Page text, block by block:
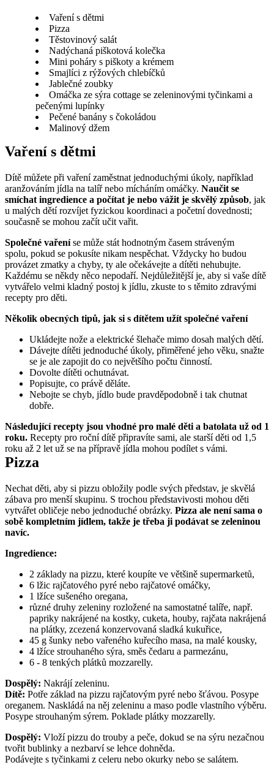
Vaření s dětmi
Pizza
Těstovinový salát
Nadýchaná piškotová kolečka
Mini poháry s piškoty a krémem
Smajlíci z rýžových chlebíčků
Jablečné zoubky
Omáčka ze sýra cottage se zeleninovými tyčinkami a
pečenými lupínky
Pečené banány s čokoládou
Malinový džem
Vaření s dětmi
Dítě můžete při vaření zaměstnat jednoduchými úkoly, například
aranžováním jídla na talíř nebo mícháním omáčky. Naučit se
smíchat ingredience a počítat je nebo vážit je skvělý způsob, jak
u malých dětí rozvíjet fyzickou koordinaci a početní dovednosti;
současně se mohou začít učit vařit.
Společné vaření se může stát hodnotným časem stráveným
spolu, pokud se pokusíte nikam nespěchat. Vždycky ho budou
provázet zmatky a chyby, ty ale očekávejte a dítěti nehubujte.
Každému se někdy něco nepodaří. Nejdůležitější je, aby si vaše dítě
vytvářelo velmi kladný postoj k jídlu, zkuste to s těmito zdravými
recepty pro děti.
Několik obecných tipů, jak si s dítětem užít společné vaření
Ukládejte nože a elektrické šlehače mimo dosah malých dětí.
Dávejte dítěti jednoduché úkoly, přiměřené jeho věku, snažte
se je ale zapojit do co největšího počtu činností.
Dovolte dítěti ochutnávat.
Popisujte, co právě děláte.
Nebojte se chyb, jídlo bude pravděpodobně i tak chutnat
dobře.
Následující recepty jsou vhodné pro malé děti a batolata už od 1
roku. Recepty pro roční dítě připravíte sami, ale starší děti od 1,5
roku až 2 let už se na přípravě jídla mohou podílet s vámi.
Pizza
Nechat děti, aby si pizzu obložily podle svých představ, je skvělá
zábava pro menší skupinu. S trochou představivosti mohou děti
vytvářet obličeje nebo jednoduché obrázky. Pizza ale není sama o
sobě kompletním jídlem, takže je třeba ji podávat se zeleninou
navíc.
Ingredience:
2 základy na pizzu, které koupíte ve většině supermarketů,
6 lžic rajčatového pyré nebo rajčatové omáčky,
1 lžíce sušeného oregana,
různé druhy zeleniny rozložené na samostatné talíře, např.
papriky nakrájené na kostky, cuketa, houby, rajčata nakrájená
na plátky, zcezená konzervovaná sladká kukuřice,
45 g šunky nebo vařeného kuřecího masa, na malé kousky,
4 lžíce strouhaného sýra, směs čedaru a parmezánu,
6 - 8 tenkých plátků mozzarelly.
Dospělý: Nakrájí zeleninu.
Dítě: Potře základ na pizzu rajčatovým pyré nebo šťávou. Posype
oreganem. Naskládá na něj zeleninu a maso podle vlastního výběru.
Posype strouhaným sýrem. Poklade plátky mozzarelly.
Dospělý: Vloží pizzu do trouby a peče, dokud se na sýru nezačnou
tvořit bublinky a nezbarví se lehce dohněda.
Podávejte s tyčinkami z celeru nebo okurky nebo se salátem.